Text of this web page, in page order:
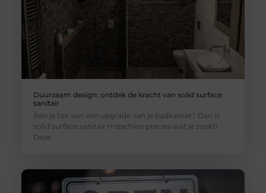
Duurzaam design: ontdek de kracht van solid surface
sanitair
Ben je toe aan een upgrade van je badkamer? Dan is
solid surface sanitair misschien precies wat je zoekt!
Deze